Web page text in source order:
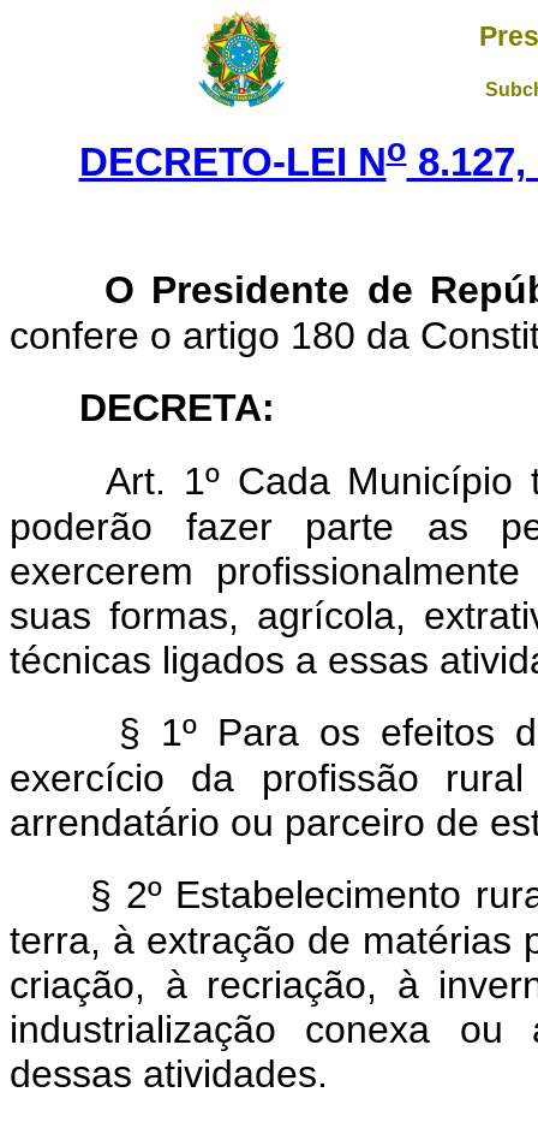
DECRETO-LEI No8.127,
O Presidente de
confere o artigo 180 da
DECRETA:
Art. 1º Cada Município
poderão fazer parte as
exercerem
suas formas, agrícola,
técnicas ligados a essas
§ 1º Para os efeitos
exercício da profissão
arrendatário ou parceiro de
§ 2º Estabelecimento
terra, à extração de matérias
criação, à recriação, à
industrialização conexa ou
dessas atividades.